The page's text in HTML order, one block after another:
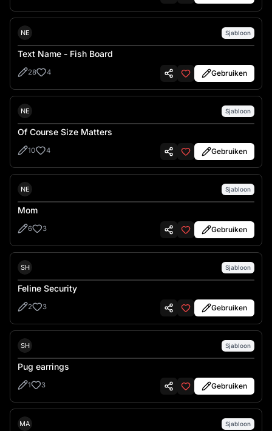
NE Sjabloon
Text Name - Fish Board
28 4 Gebruiken
NE Sjabloon
Of Course Size Matters
10 4 Gebruiken
NE Sjabloon
Mom
6 3 Gebruiken
SH Sjabloon
Feline Security
2 3 Gebruiken
SH Sjabloon
Pug earrings
1 3 Gebruiken
MA Sjabloon